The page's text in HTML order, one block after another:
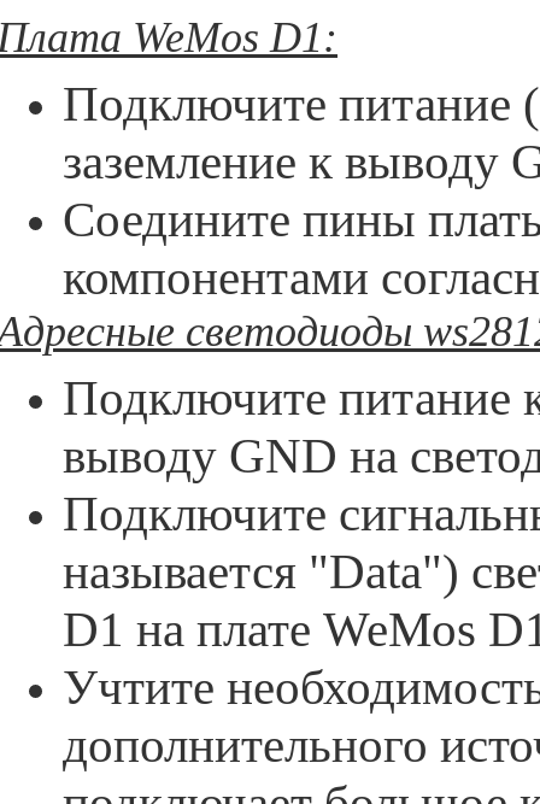
WeMos D1:
Подключите питание
заземление к выводу
Соедините пины
компонентами
светодиоды
Подключите питание
выводу GND на
Подключите
называется "Data")
D1 на плате WeMos
Учтите
дополнительного